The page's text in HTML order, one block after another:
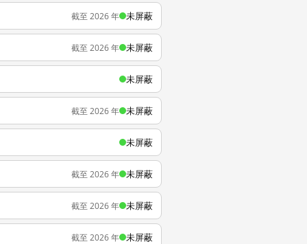
截至 2026 年 未屏蔽
截至 2026 年 未屏蔽
未屏蔽
截至 2026 年 未屏蔽
未屏蔽
截至 2026 年 未屏蔽
截至 2026 年 未屏蔽
截至 2026 年 未屏蔽